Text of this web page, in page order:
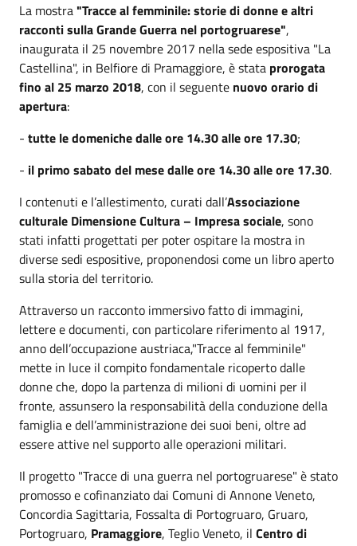
La mostra"Tracce al femminile: storie di donne e altri
racconti sulla Grande Guerra nel portogruarese",
inaugurata il 25 novembre 2017 nella sede espositiva "La
Castellina", in Belfiore di Pramaggiore, è stata prorogata
fino al 25 marzo 2018, con il seguente nuovo orario di
apertura:
- tutte le domeniche dalle ore 14.30 alle ore 17.30;
- il primo sabato del mese dalle ore 14.30 alle ore 17.30.
I contenuti e l’allestimento, curati dall’Associazione
culturale Dimensione Cultura – Impresa sociale, sono
stati infatti progettati per poter ospitare la mostra in
diverse sedi espositive, proponendosi come un libro aperto
sulla storia del territorio.
Attraverso un racconto immersivo fatto di immagini,
lettere e documenti, con particolare riferimento al 1917,
anno dell’occupazione austriaca,"Tracce al femminile"
mette in luce il compito fondamentale ricoperto dalle
donne che, dopo la partenza di milioni di uomini per il
fronte, assunsero la responsabilità della conduzione della
famiglia e dell’amministrazione dei suoi beni, oltre ad
essere attive nel supporto alle operazioni militari.
Il progetto "Tracce di una guerra nel portogruarese" è stato
promosso e cofinanziato dai Comuni di Annone Veneto,
Concordia Sagittaria, Fossalta di Portogruaro, Gruaro,
Portogruaro, Pramaggiore, Teglio Veneto, il Centro di